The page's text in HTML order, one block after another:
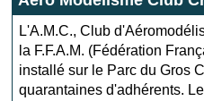
L'A.M.C., Club
la F.F.A.M. (Fédération
installé sur le Parc du Gros
quarantaines d'adhérents.